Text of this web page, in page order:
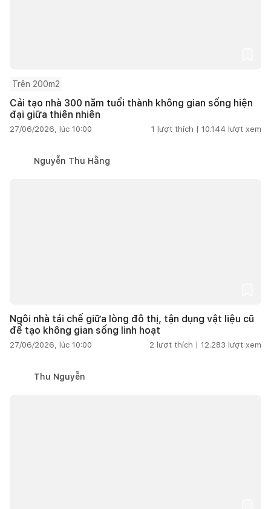
Trên 200m2
Cải tạo nhà 300 năm tuổi thành không gian sống hiện
đại giữa thiên nhiên
27/06/2026, lúc 10:00 1 lượt thích | 10.144 lượt xem
Nguyễn Thu Hằng
Ngôi nhà tái chế giữa lòng đô thị, tận dụng vật liệu cũ
để tạo không gian sống linh hoạt
27/06/2026, lúc 10:00 2 lượt thích | 12.283 lượt xem
Thu Nguyễn